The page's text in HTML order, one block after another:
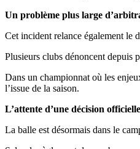
Un problème plus large
Cet incident relance également le
Plusieurs clubs dénoncent depuis
Dans un championnat où les
l’issue de la saison.
L’attente d’une décision officielle
La balle est désormais dans le